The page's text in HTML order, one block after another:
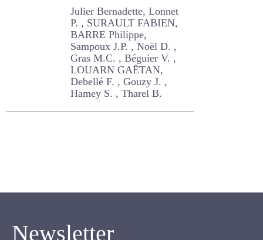
Julier Bernadette, Lonnet P.
, SURAULT FABIEN, BARRE
Philippe, Sampoux J.P. ,
Noël D. , Gras M.C. , Béguier
V. , LOUARN GAËTAN,
Debellé F. , Gouzy J. ,
Hamey S. , Tharel B.
Newsletter